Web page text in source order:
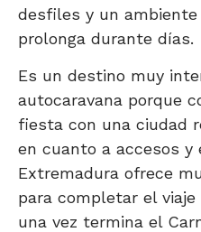
desfiles y un
prolonga durante días.
Es un destino muy
autocaravana porque
fiesta con una ciudad
en cuanto a accesos y
Extremadura ofrece
para completar el
una vez termina el